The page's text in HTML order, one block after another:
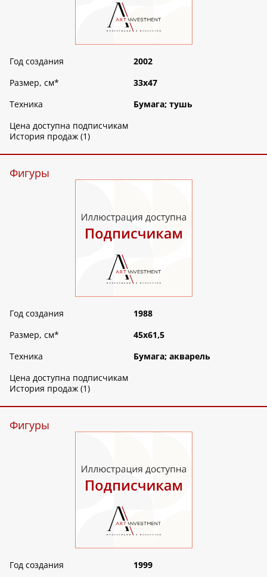
Год создания
2002
Размер, см*
33х47
Техника
Бумага; тушь
Цена доступна подписчикам
История продаж (1)
Фигуры
Год создания
1988
Размер, см*
45х61,5
Техника
Бумага; акварель
Цена доступна подписчикам
История продаж (1)
Фигуры
Год создания
1999